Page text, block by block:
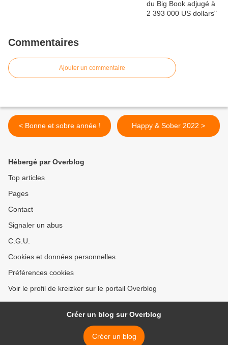
Commentaires
Ajouter un commentaire
< Bonne et sobre année ! Happy & Sober 2022 >
Hébergé par Overblog
Top articles
Pages
Contact
Signaler un abus
C.G.U.
Cookies et données personnelles
Préférences cookies
Voir le profil de kreizker sur le portail Overblog
Créer un blog sur Overblog
Créer un blog